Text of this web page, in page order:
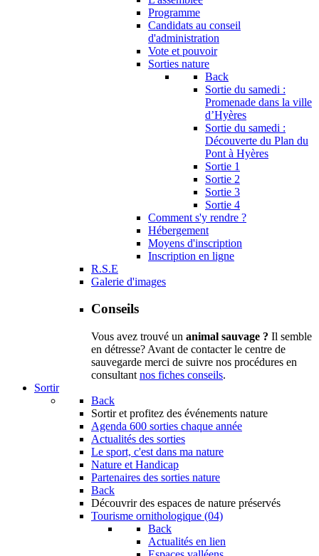
Programme
Candidats au conseil
d'administration
Vote et pouvoir
Sorties nature
Back
Sortie du samedi :
Promenade dans la ville
d’Hyères
Sortie du samedi :
Découverte du Plan du
Pont à Hyères
Sortie 1
Sortie 2
Sortie 3
Sortie 4
Comment s'y rendre ?
Hébergement
Moyens d'inscription
Inscription en ligne
R.S.E
Galerie d'images
Conseils
Vous avez trouvé un animal sauvage ? Il semble
en détresse? Avant de contacter le centre de
sauvegarde merci de suivre nos procédures en
consultant nos fiches conseils.
Sortir
Back
Sortir et profitez des événements nature
Agenda 600 sorties chaque année
Actualités des sorties
Le sport, c'est dans ma nature
Nature et Handicap
Partenaires des sorties nature
Back
Découvrir des espaces de nature préservés
Tourisme ornithologique (04)
Back
Actualités en lien